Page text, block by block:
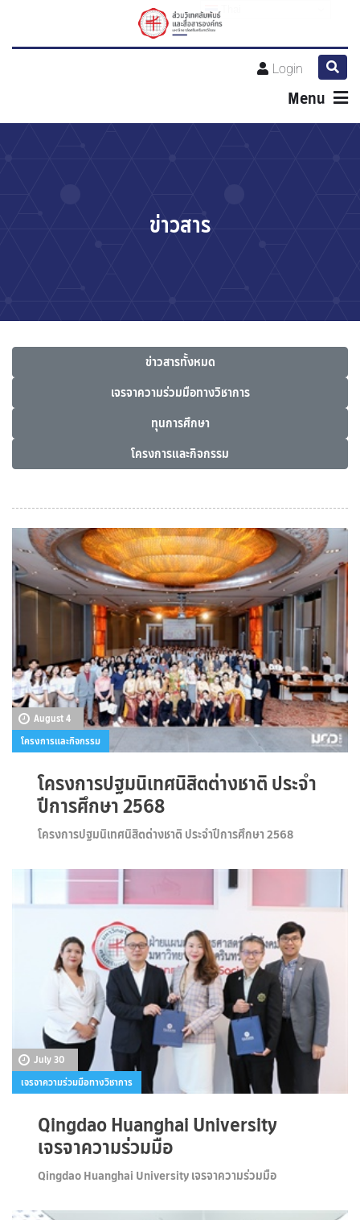
Login
Menu
ข่าวสาร
ข่าวสารทั้งหมด
เจรจาความร่วมมือทางวิชาการ
ทุนการศึกษา
โครงการและกิจกรรม
August 4
โครงการและกิจกรรม
โครงการปฐมนิเทศนิสิตต่างชาติ ประจำ
ปีการศึกษา 2568
โครงการปฐมนิเทศนิสิตต่างชาติ ประจำปีการศึกษา 2568
July 30
เจรจาความร่วมมือทางวิชาการ
Qingdao Huanghai University
เจรจาความร่วมมือ
Qingdao Huanghai University เจรจาความร่วมมือ
Thai